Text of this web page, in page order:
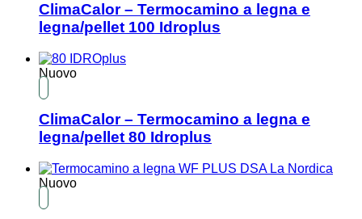
ClimaCalor – Termocamino a legna e
legna/pellet 100 Idroplus
Nuovo
ClimaCalor – Termocamino a legna e
legna/pellet 80 Idroplus
Nuovo